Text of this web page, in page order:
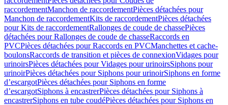
raccordementManchon de raccordementPièces détachées pour
Manchon de raccordementKits de raccordementPièces détachées
pour Kits de raccordementRallonges de coude de chassePièces
détachées pour Rallonges de coude de chasseRaccords en
PVCPièces détachées pour Raccords en PVCManchettes et cache-
boulonsRaccords de transition et pièces de connexionVidages pour
urinoirsPièces détachées pour Vidages pour urinoirsSiphons pour
urinoirPièces détachées pour Siphons pour urinoirSiphons en forme
d’escargotPièces détachées pour Siphons en forme
d’escargotSiphons à encastrerPièces détachées pour Siphons à
encastrerSiphons en tube coudéPièces détachées pour Siphons en